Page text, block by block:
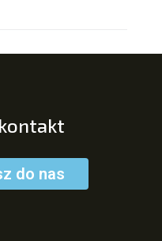
do nas